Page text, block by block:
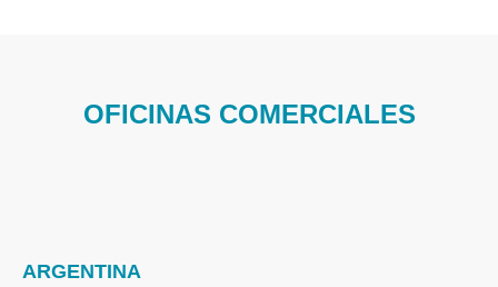
OFICINAS COMERCIALES
ARGENTINA